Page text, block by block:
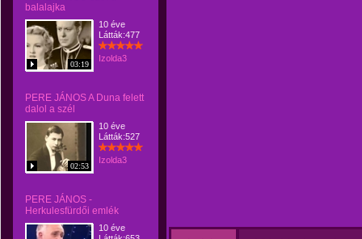
balalajka
03:19
10 éve
Látták:477
Izolda3
PERE JÁNOS A Duna felett
dalol a szél
02:53
10 éve
Látták:527
Izolda3
PERE JÁNOS -
Herkulesfürdői emlék
10 éve